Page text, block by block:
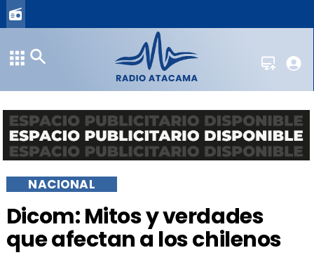
Dicom: Mitos y verdades
que afectan a los chilenos
NACIONAL